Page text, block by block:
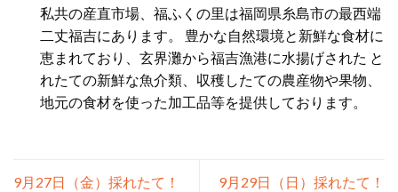
私共の産直市場、福ふくの里は福岡県糸島市の最西端
二丈福吉にあります。 豊かな自然環境と新鮮な食材に
恵まれており、玄界灘から福吉漁港に水揚げされた と
れたての新鮮な魚介類、収穫したての農産物や果物、
地元の食材を使った加工品等を提供しております。
9月27日（金）採れたて！ 9月29日（日）採れたて！